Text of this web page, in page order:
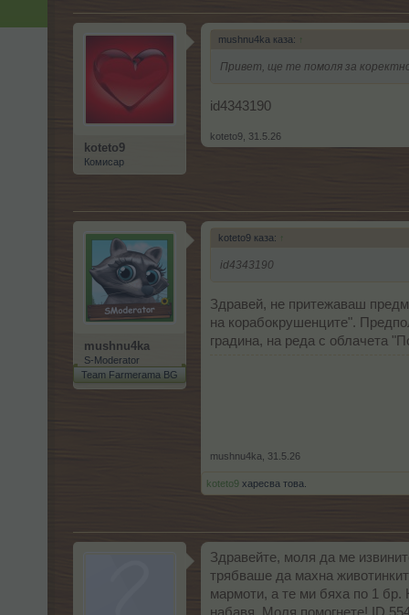
koteto9
Комисар
mushnu4ka каза: ↑
Привет, ще те помоля за
id4343190
koteto9 31.5.26
mushnu4ka
S-Moderator
Team Farmerama BG
koteto9 каза: ↑
id4343190
Здравей, не притежаваш
на корабокрушенците".
градина, на реда с облачета
mushnu4ka 31.5.26
koteto9 харесва това.
Здравейте, моля да ме
трябваше да махна
мармоти, а те ми бяха по 1 бр.